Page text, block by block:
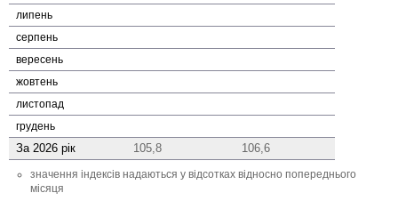
липень
серпень
вересень
жовтень
листопад
грудень
За 2026 рік 105,8 106,6
значення індексів надаються у відсотках відносно попереднього
місяця